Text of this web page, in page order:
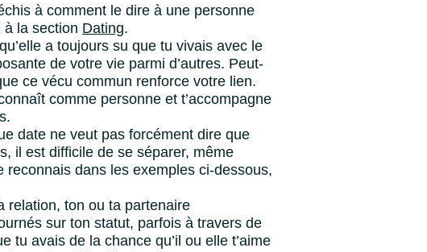
à comment le dire à une personne
la section Dating.
a toujours su que tu vivais avec le
de votre vie parmi d’autres. Peut-
ce vécu commun renforce votre lien.
comme personne et t’accompagne
date ne veut pas forcément dire que
il est difficile de se séparer, même
reconnais dans les exemples ci-dessous,
relation, ton ou ta partenaire
sur ton statut, parfois à travers de
tu avais de la chance qu’il ou elle t’aime